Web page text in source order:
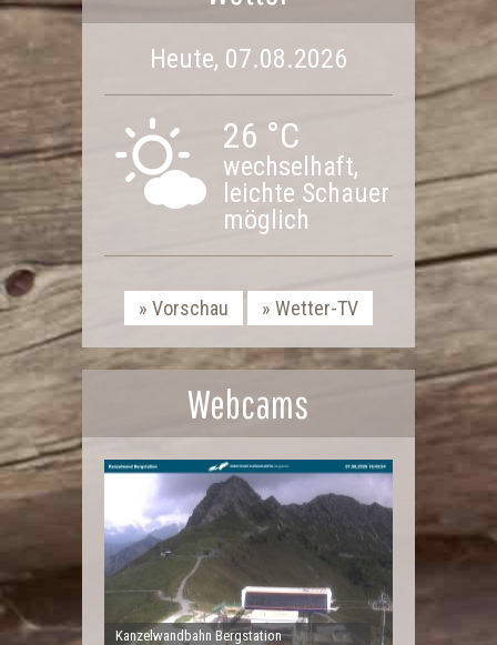
Heute, 07.08.2026
26 °C
wechselhaft,
leichte Schauer
möglich
Vorschau Wetter-TV
Webcams
Kanzelwandbahn Bergstation